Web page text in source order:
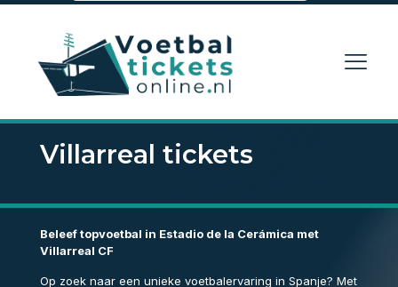
Villarreal tickets
Beleef topvoetbal in Estadio de la Cerámica met
Villarreal CF
Op zoek naar een unieke voetbalervaring in Spanje? Met